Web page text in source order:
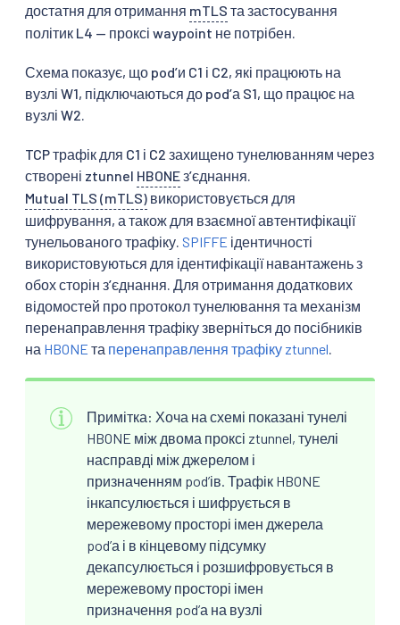
достатня для отримання mTLS та застосування
політик L4 — проксі waypoint не потрібен.
Схема показує, що podʼи C1 і C2, які працюють на
вузлі W1, підключаються до podʼа S1, що працює на
вузлі W2.
TCP трафік для C1 і C2 захищено тунелюванням через
створені ztunnel HBONEзʼєднання.
Mutual TLS (mTLS) використовується для
шифрування, а також для взаємної автентифікації
тунельованого трафіку. SPIFFE ідентичності
використовуються для ідентифікації навантажень з
обох сторін зʼєднання. Для отримання додаткових
відомостей про протокол тунелювання та механізм
перенаправлення трафіку зверніться до посібників
на HBONE та перенаправлення трафіку ztunnel
Примітка: Хоча на схемі показані тунелі
HBONE між двома проксі ztunnel, тунелі
насправді між джерелом і
призначенням podʼів. Трафік HBONE
інкапсулюється і шифрується в
мережевому просторі імен джерела
podʼа і в кінцевому підсумку
декапсулюється і розшифровується в
мережевому просторі імен
призначення podʼа на вузлі